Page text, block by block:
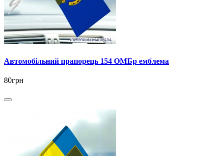
Автомобільний прапорець 154 ОМБр емблема
80грн